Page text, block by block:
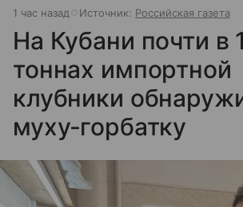
1 час назад Источник: Российская газета
На Кубани почти в
тоннах импортной
клубники
муху‐горбатку